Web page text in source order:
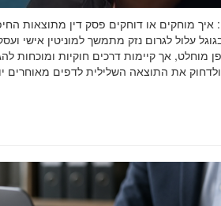
פסקי דין מגוגל (2026): איך מוחקים או דוחקים פסק דין
עלול לגרום נזק מתמשך למוניטין אישי
מוחלט, אך קיימות דרכים חוקיות ומוכחות